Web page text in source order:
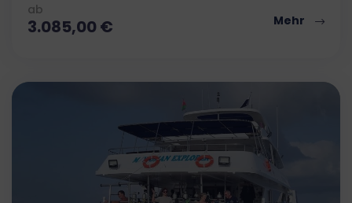
ab
3.085,00€ Mehr